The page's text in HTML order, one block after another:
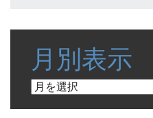
月別表示
月